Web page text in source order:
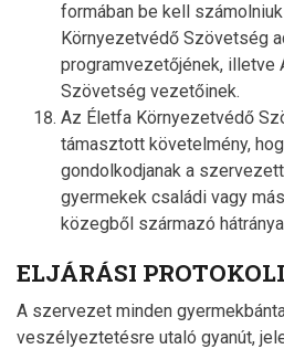
formában be kell
Környezetvédő Szövetség
programvezetőjének, illetve
Szövetség vezetőinek.
Az Életfa Környezetvédő
támasztott követelmény,
gondolkodjanak a
gyermekek családi vagy
közegből származó
ELJÁRÁSI
A szervezet minden
veszélyeztetésre utaló gyanút,